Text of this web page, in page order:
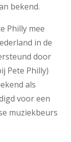
bekend.
Philly mee
in de
door
Pete Philly)
als
voor een
muziekbeurs